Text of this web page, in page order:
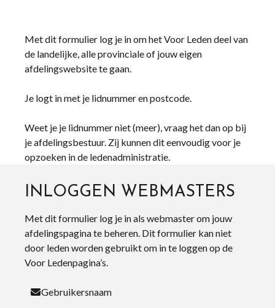
Met dit formulier log je in om het Voor Leden deel van
de landelijke, alle provinciale of jouw eigen
afdelingswebsite te gaan.
Je logt in met je lidnummer en postcode.
Weet je je lidnummer niet (meer), vraag het dan op bij
je afdelingsbestuur. Zij kunnen dit eenvoudig voor je
opzoeken in de ledenadministratie.
INLOGGEN WEBMASTERS
Met dit formulier log je in als webmaster om jouw
afdelingspagina te beheren. Dit formulier kan niet
door leden worden gebruikt om in te loggen op de
Voor Ledenpagina’s.
Gebruikersnaam